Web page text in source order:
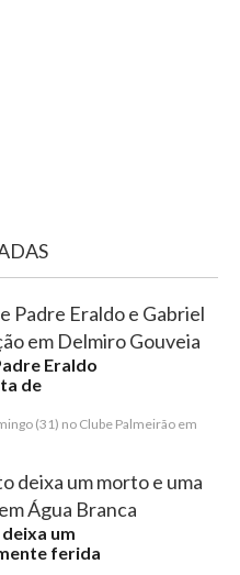
Eraldo
de
(31) no Clube Palmeirão em
um
ferida